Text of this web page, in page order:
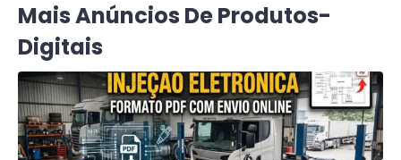
Mais Anúncios De Produtos-
Digitais